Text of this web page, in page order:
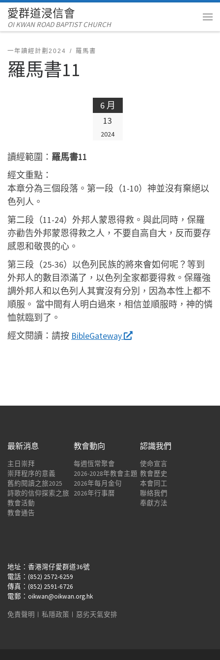
Skip to content
愛群道浸信會
OI KWAN ROAD BAPTIST CHURCH
一年讀經計劃2024 羅馬書
羅馬書11
6 月
13
2024
讀經範圍： 羅馬書11
經文重點：
本章分為三個段落。第一段（1-10）神並沒有棄絕以
色列人。
第二段（11-24）外邦人蒙恩得救。與此同時，保羅
亦勸告外邦蒙恩得救之人，不要自高自大，反而要存
感恩和敬畏的心。
第三段（25-36）以色列民族的將來會如何呢？等到
外邦人的數目添滿了，以色列全家都要得救。保羅強
調外邦人和以色列人其實沒有分別，因為本性上都不
順服。 當中間有人明白過來，相信並順服時，神的憐
恤就臨到了。
經文閱讀： 請按 BibleGateway
最新消息
主日崇拜
崇拜程序的意義
舊約閱讀之旅2025
詩歌的信仰探索之旅
教會活動
教會通告
教會動向
每週恆常聚會
2026-2028年教會主題
2026年每月金句
2026年行事曆
認識我們
使命宣言
教會歷史
本會同工
聯絡我們
奉獻方法
地址：香港灣仔愛群道36號
電話：(852) 2572-6259
傳真：(852) 2591-6726
電郵：oikwan@oikwan.org.hk
免責聲明 ︱ 私隱政策 ︱ 惡劣天氣安排